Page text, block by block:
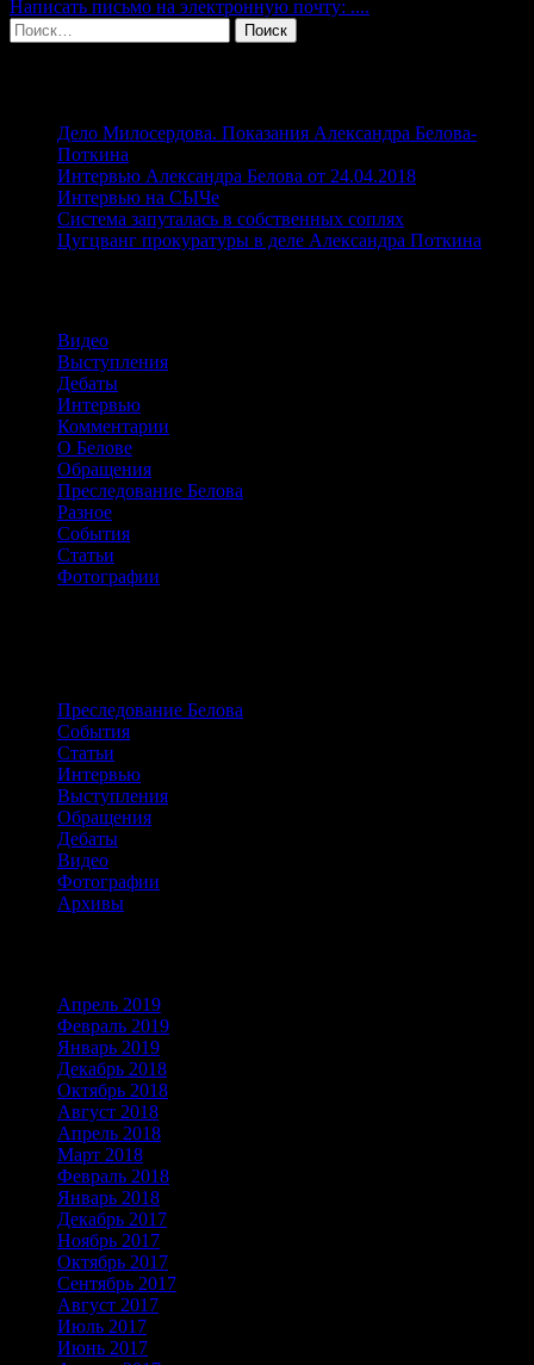
Написать письмо на электронную почту: ....
Найти:
Дело Милосердова. Показания Александра Белова-
Поткина
Интервью Александра Белова от 24.04.2018
Интервью на СЫЧе
Система запуталась в собственных соплях
Цугцванг прокуратуры в деле Александра Поткина
Видео
Выступления
Дебаты
Интервью
Комментарии
О Белове
Обращения
Преследование Белова
Разное
События
Статьи
Фотографии
Преследование Белова
События
Статьи
Интервью
Выступления
Обращения
Дебаты
Видео
Фотографии
Архивы
Апрель 2019
Февраль 2019
Январь 2019
Декабрь 2018
Октябрь 2018
Август 2018
Апрель 2018
Март 2018
Февраль 2018
Январь 2018
Декабрь 2017
Ноябрь 2017
Октябрь 2017
Сентябрь 2017
Август 2017
Июль 2017
Июнь 2017